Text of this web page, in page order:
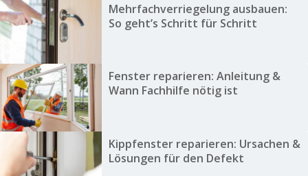
Mehrfachverriegelung ausbauen:
So geht’s Schritt für Schritt
Fenster reparieren: Anleitung &
Wann Fachhilfe nötig ist
Kippfenster reparieren: Ursachen &
Lösungen für den Defekt